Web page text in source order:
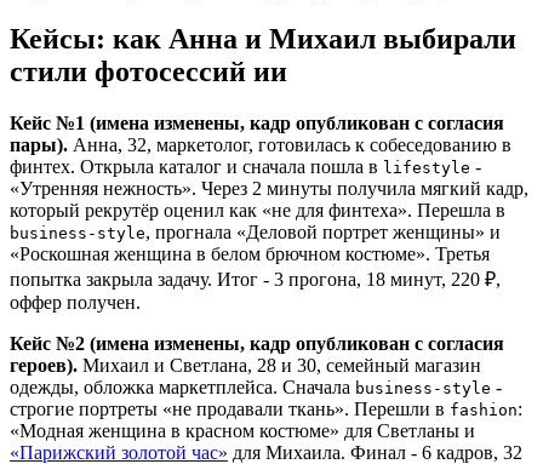
Кейсы: как Анна и Михаил выбирали
стили фотосессий ии
Кейс №1 (имена изменены, кадр опубликован с согласия
пары). Анна, 32, маркетолог, готовилась к собеседованию в
финтех. Открыла каталог и сначала пошла в lifestyle -
«Утренняя нежность». Через 2 минуты получила мягкий кадр,
который рекрутёр оценил как «не для финтеха». Перешла в
business-style, прогнала «Деловой портрет женщины» и
«Роскошная женщина в белом брючном костюме». Третья
попытка закрыла задачу. Итог - 3 прогона, 18 минут, 220 ₽,
оффер получен.
Кейс №2 (имена изменены, кадр опубликован с согласия
героев). Михаил и Светлана, 28 и 30, семейный магазин
одежды, обложка маркетплейса. Сначала business-style -
строгие портреты «не продавали ткань». Перешли в fashion:
«Модная женщина в красном костюме» для Светланы и
«Парижский золотой час» для Михаила. Финал - 6 кадров, 32